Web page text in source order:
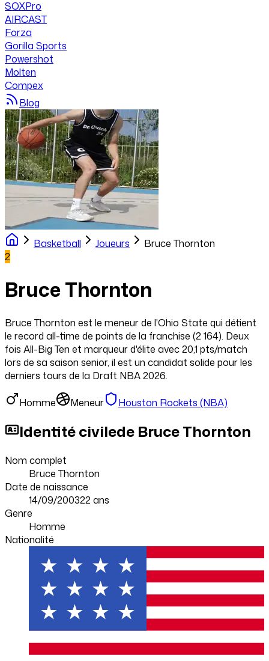
SOXPro
AIRCAST
Forza
Gorilla Sports
Powershot
Molten
Compex
Blog
Basketball Joueurs
Bruce Thornton
2
Bruce Thornton
Bruce Thornton est le meneur de l'Ohio State qui détient
le record all-time de points de la franchise (2 164). Deux
fois All-Big Ten et marqueur d'élite avec 20,1 pts/match
lors de sa saison senior, il est un candidat solide pour les
derniers tours de la Draft NBA 2026.
Homme Meneur Houston Rockets (NBA)
Identitécivilede Bruce Thornton
Nom complet
Bruce Thornton
Date de naissance
14/09/200322 ans
Genre
Homme
Nationalité